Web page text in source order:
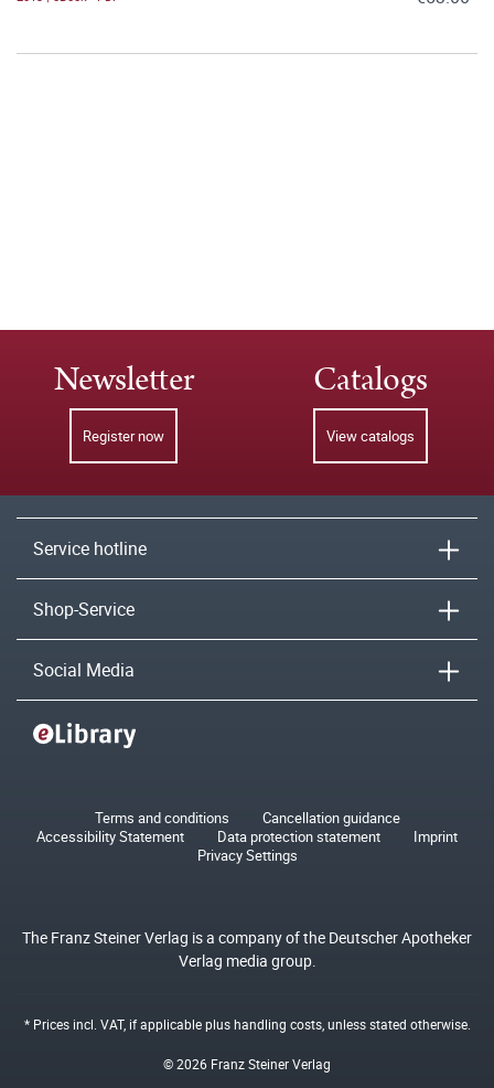
Newsletter
Register now
Catalogs
View catalogs
Service hotline
Shop-Service
Social Media
Terms and conditions
Cancellation guidance
Accessibility Statement
Data protection statement
Imprint
Privacy Settings
The Franz Steiner Verlag is a company of the Deutscher Apotheker
Verlag media group.
* Prices incl. VAT, if applicable plushandling costs, unless stated otherwise.
© 2026 Franz Steiner Verlag